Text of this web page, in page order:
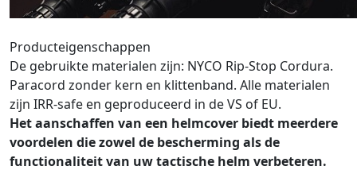
Producteigenschappen
De gebruikte materialen zijn: NYCO Rip-Stop Cordura.
Paracord zonder kern en klittenband. Alle materialen
zijn IRR-safe en geproduceerd in de VS of EU.
Het aanschaffen van een helmcover biedt meerdere
voordelen die zowel de bescherming als de
functionaliteit van uw tactische helm verbeteren.